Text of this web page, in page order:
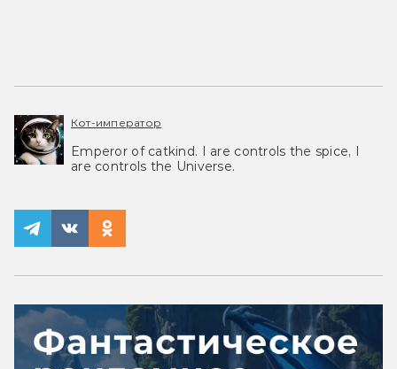
Кот-император
Emperor of catkind. I are controls the spice, I
are controls the Universe.